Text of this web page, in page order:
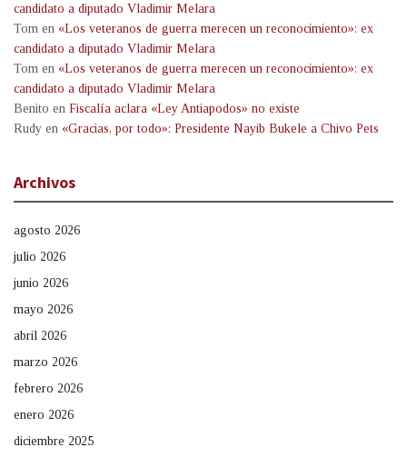
candidato a diputado Vladimir Melara
Tom en «Los veteranos de guerra merecen un reconocimiento»: ex
candidato a diputado Vladimir Melara
Tom en «Los veteranos de guerra merecen un reconocimiento»: ex
candidato a diputado Vladimir Melara
Benito en Fiscalía aclara «Ley Antiapodos» no existe
Rudy en «Gracias, por todo»: Presidente Nayib Bukele a Chivo Pets
Archivos
agosto 2026
julio 2026
junio 2026
mayo 2026
abril 2026
marzo 2026
febrero 2026
enero 2026
diciembre 2025